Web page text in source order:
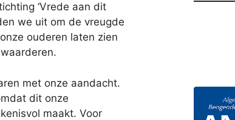
‘Vrede aan dit
we uit om de vreugde
ouderen laten zien
met onze aandacht.
dit onze
maakt. Voor